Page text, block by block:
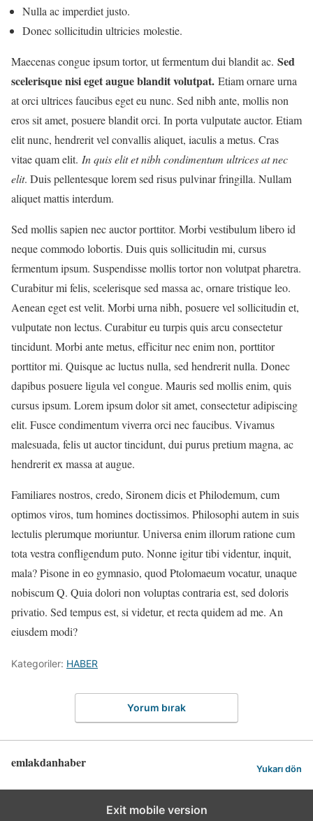
Nulla ac imperdiet justo.
Donec sollicitudin ultricies molestie.
Maecenas congue ipsum tortor, ut fermentum dui blandit ac. Sed
scelerisque nisi eget augue blandit volutpat. Etiam ornare urna
at orci ultrices faucibus eget eu nunc. Sed nibh ante, mollis non
eros sit amet, posuere blandit orci. In porta vulputate auctor. Etiam
elit nunc, hendrerit vel convallis aliquet, iaculis a metus. Cras
vitae quam elit. In quis elit et nibh condimentum ultrices at nec
elit. Duis pellentesque lorem sed risus pulvinar fringilla. Nullam
aliquet mattis interdum.
Sed mollis sapien nec auctor porttitor. Morbi vestibulum libero id
neque commodo lobortis. Duis quis sollicitudin mi, cursus
fermentum ipsum. Suspendisse mollis tortor non volutpat pharetra.
Curabitur mi felis, scelerisque sed massa ac, ornare tristique leo.
Aenean eget est velit. Morbi urna nibh, posuere vel sollicitudin et,
vulputate non lectus. Curabitur eu turpis quis arcu consectetur
tincidunt. Morbi ante metus, efficitur nec enim non, porttitor
porttitor mi. Quisque ac luctus nulla, sed hendrerit nulla. Donec
dapibus posuere ligula vel congue. Mauris sed mollis enim, quis
cursus ipsum. Lorem ipsum dolor sit amet, consectetur adipiscing
elit. Fusce condimentum viverra orci nec faucibus. Vivamus
malesuada, felis ut auctor tincidunt, dui purus pretium magna, ac
hendrerit ex massa at augue.
Familiares nostros, credo, Sironem dicis et Philodemum, cum
optimos viros, tum homines doctissimos. Philosophi autem in suis
lectulis plerumque moriuntur. Universa enim illorum ratione cum
tota vestra confligendum puto. Nonne igitur tibi videntur, inquit,
mala? Pisone in eo gymnasio, quod Ptolomaeum vocatur, unaque
nobiscum Q. Quia dolori non voluptas contraria est, sed doloris
privatio. Sed tempus est, si videtur, et recta quidem ad me. An
eiusdem modi?
Kategoriler: HABER
Yorum bırak
emlakdanhaber Yukarı dön
Exit mobile version